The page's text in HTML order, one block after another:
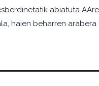
abiatuta
haien beharren